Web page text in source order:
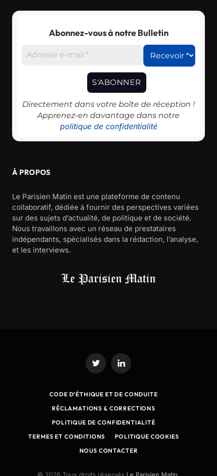
Abonnez-vous à notre Bulletin
Directement dans votre boîte de réception !
Apprenez-en davantage dans notre
politique de confidentialité
À PROPOS
Le Parisien Matin est une plateforme de contenu
collaboratif, dédiée à fournir des perspectives variées
sur des sujets d’actualité, de politique et de société.
Nous travaillons avec un réseau de prestataires
indépendants, spécialisés dans la rédaction, l’analyse,
et les interviews.
Twitter LinkedIn
CODE D’ÉTHIQUE ET DE CONDUITE
RÉCLAMATIONS & CORRECTIONS
POLITIQUE DE CONFIDENTIALITÉ
TERMES ET CONDITIONS
POLITIQUE COOKIES
NOUS CONTACTER